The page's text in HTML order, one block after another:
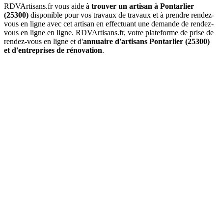
RDVArtisans.fr vous aide à trouver un artisan à Pontarlier
(25300) disponible pour vos travaux de travaux et à prendre rendez-
vous en ligne avec cet artisan en effectuant une demande de rendez-
vous en ligne en ligne. RDVArtisans.fr, votre plateforme de prise de
rendez-vous en ligne et d'annuaire d'artisans Pontarlier (25300)
et d'entreprises de rénovation.